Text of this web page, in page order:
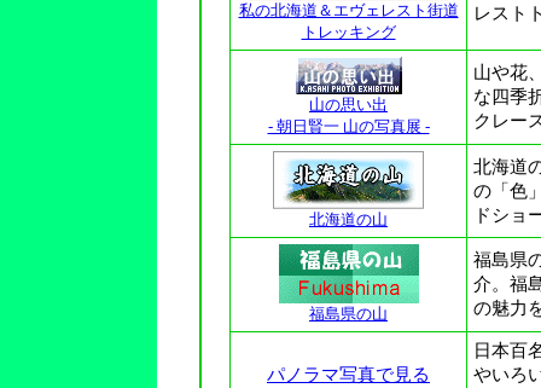
私の北海道＆エヴェレスト街道
トレッキング
レスト
山の思い出
- 朝日賢一 山の写真展 -
山や花
な四季
クレー
北海道の山
北海道
の「色
ドショ
福島県の山
福島県
介。福
の魅力
パノラマ写真で見る
日本百
やいろ